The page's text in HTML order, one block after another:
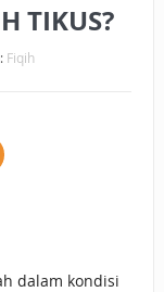
MENGANGSUR
SENDIRI
TIKUS?
Fiqih
dalam kondisi